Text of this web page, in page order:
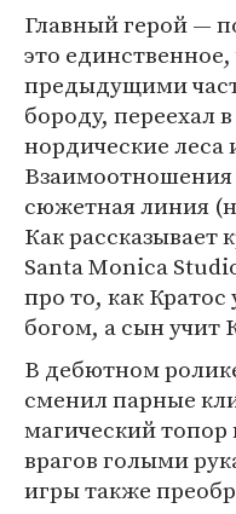
Главный герой —
это
предыдущими
бороду, переехал
нордические леса
сюжетная линия
Как рассказывает
Santa Monica
про то, как
богом, а сын учит
В дебютном
сменил парные
магический топор
врагов голыми
игры также